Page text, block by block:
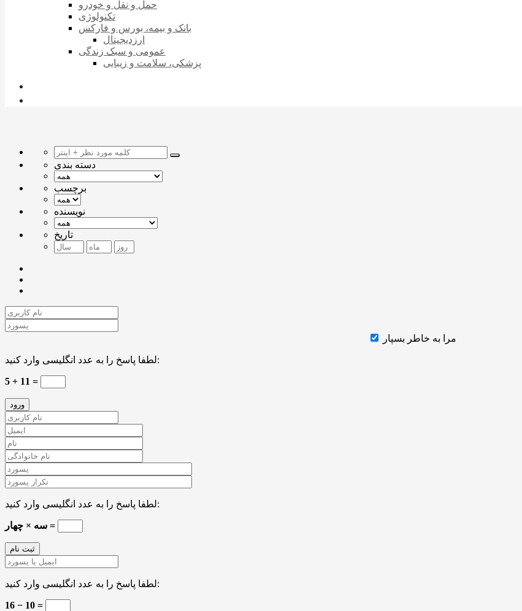
حمل و نقل و خودرو
تکنولوژی
بانک و بیمه، بورس و فارکس
ارزدیجیتال
عمومی و سبک زندگی
پزشکی، سلامت و زیبایی
دسته بندی
برچسب
نویسنده
تاریخ
مرا به خاطر بسپار
لطفا پاسخ را به عدد انگلیسی وارد کنید:
5 + 11 =
لطفا پاسخ را به عدد انگلیسی وارد کنید:
سه × چهار =
لطفا پاسخ را به عدد انگلیسی وارد کنید:
16 − 10 =